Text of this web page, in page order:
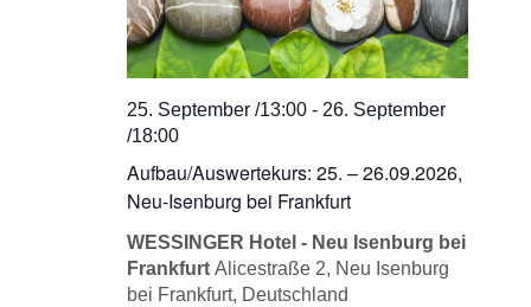
Aufbau/Auswertekurs: 25. – 26.09.2026,
Neu-Isenburg bei Frankfurt
25. September /13:00 - 26. September
/18:00
WESSINGER Hotel - Neu Isenburg bei
FrankfurtAlicestraße 2, Neu Isenburg
bei Frankfurt, Deutschland